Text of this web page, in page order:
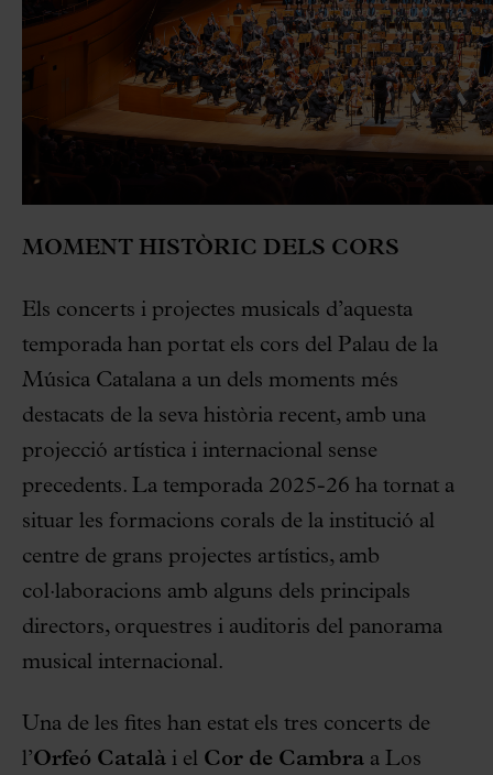
MOMENT HISTÒRIC DELS CORS
Els concerts i projectes musicals d’aquesta
temporada han portat els cors del Palau de la
Música Catalana a un dels moments més
destacats de la seva història recent, amb una
projecció artística i internacional sense
precedents. La temporada 2025-26 ha tornat a
situar les formacions corals de la institució al
centre de grans projectes artístics, amb
col·laboracions amb alguns dels principals
directors, orquestres i auditoris del panorama
musical internacional.
Una de les fites han estat els tres concerts de
l’Orfeó Català i el Cor de Cambra a Los